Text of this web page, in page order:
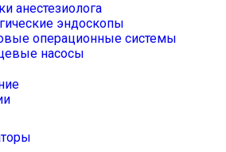
анестезиолога
эндоскопы
операционные системы
насосы